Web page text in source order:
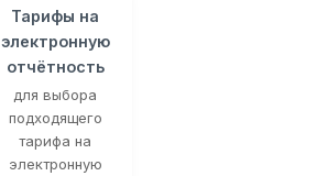
Тарифы на
электронную
отчётность
для выбора
подходящего
тарифа на
электронную